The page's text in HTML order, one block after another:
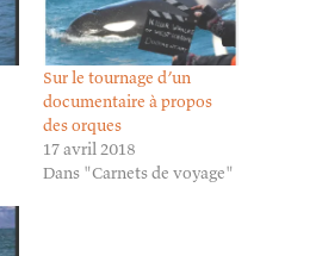
Sur le tournage d’un
documentaire à propos
des orques
17 avril 2018
Dans "Carnets de voyage"